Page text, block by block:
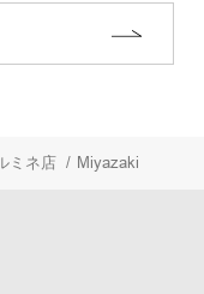
ミネ店 / Miyazaki